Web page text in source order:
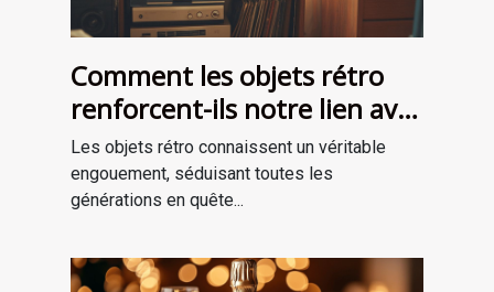
Comment les objets rétro
renforcent-ils notre lien avec
le passé?
Les objets rétro connaissent un véritable
engouement, séduisant toutes les
générations en quête...